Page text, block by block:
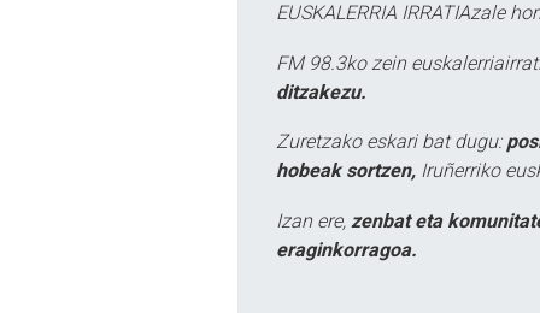
EUSKALERRIA IRRATIAzale
FM 98.3ko zein
ditzakezu.
Zuretzako eskari bat dugu:
hobeak sortzen, Iruñerriko
Izan ere, zenbat eta
eraginkorragoa.